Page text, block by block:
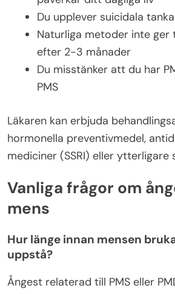
Du upplever suicidala
Naturliga metoder inte ger
efter 2-3 månader
Du misstänker att du har
PMS
Läkaren kan erbjuda
hormonella preventivmedel,
mediciner (SSRI) eller ytterligare
Vanliga frågor om
mens
Hur länge innan mensen
uppstå?
Ångest relaterad till PMS eller